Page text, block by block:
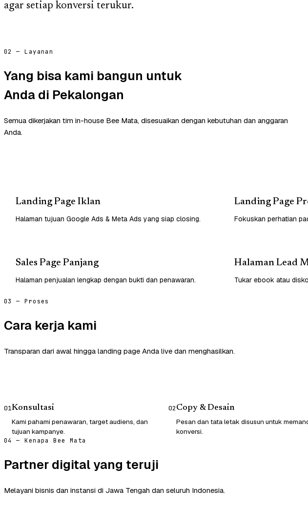
agar setiap konversi terukur.
02 — Layanan
Yang bisa kami bangun untuk
Anda di Pekalongan
Semua dikerjakan tim in-house Bee Mata, disesuaikan dengan kebutuhan dan anggaran
Anda.
Landing Page Iklan
Halaman tujuan Google Ads & Meta Ads yang siap closing.
Landing Page
Fokuskan perhatian
Sales Page Panjang
Halaman penjualan lengkap dengan bukti dan penawaran.
Halaman Lead
Tukar ebook atau
03 — Proses
Cara kerja kami
Transparan dari awal hingga landing page Anda live dan menghasilkan.
01Konsultasi
Kami pahami penawaran, target audiens, dan
tujuan kampanye.
02Copy & Desain
Pesan dan tata letak disusun untuk
konversi.
04 — Kenapa Bee Mata
Partner digital yang teruji
Melayani bisnis dan instansi di Jawa Tengah dan seluruh Indonesia.